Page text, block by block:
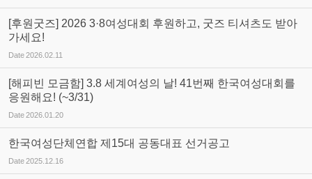
[후원굿즈] 2026 3·8여성대회 후원하고, 굿즈 티셔츠도 받아
가세요!
Date2026.02.11
[해피빈 모금함] 3.8 세계여성의 날! 41번째 한국여성대회를
응원해요! (~3/31)
Date2026.01.20
한국여성단체연합 제15대 공동대표 선거공고
Date2025.12.16